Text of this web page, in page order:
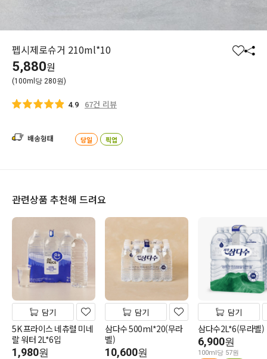
펩시제로슈거 210ml*10
찜 공
5,880원
(100ml당 280원)
4.9 67건 리뷰
배송형태 당일 픽업
관련상품 추천해 드려요
담기
5K 프라이스 네츄럴 미네
랄 워터 2L*6입
1,980원
담기
삼다수 500ml*20(무라
벨)
10,600원
담기
삼다수2L*6(무라벨)
6,900원
100ml당 57원